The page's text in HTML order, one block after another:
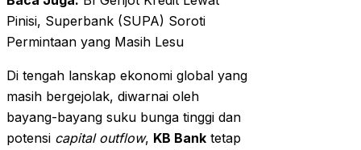
Pinisi, Superbank (SUPA) Soroti
Permintaan yang Masih Lesu
Di tengah lanskap ekonomi global yang
masih bergejolak, diwarnai oleh
bayang-bayang suku bunga tinggi dan
potensi capital outflow, KB Bank tetap